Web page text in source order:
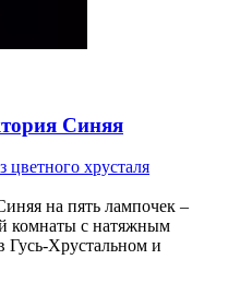
Синяя
хрусталя
на пять лампочек –
комнаты с натяжным
Гусь-Хрустальном и